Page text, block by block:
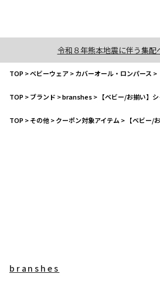
令和８年熊本地震に伴う集配
TOP>ベビーウェア>カバーオール・ロンパース >
TOP>ブランド >branshes> 【ベビー/お揃い】シャギ
TOP>その他>クーポン対象アイテム > 【ベビー/お揃い
branshes